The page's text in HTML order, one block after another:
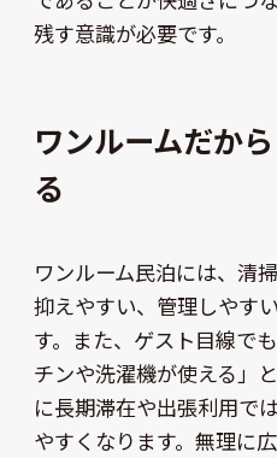
残す意識が必要です。
ワンルームだか
る
ワンルーム民泊には、清
抑えやすい、管理しやす
す。また、ゲスト目線で
チンや洗濯機が使える」
に長期滞在や出張利用で
やすくなります。無理に